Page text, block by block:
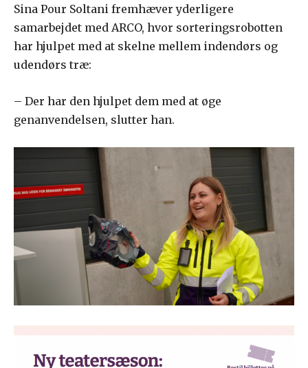
Sina Pour Soltani fremhæver yderligere
samarbejdet med ARCO, hvor sorteringsrobotten
har hjulpet med at skelne mellem indendørs og
udendørs træ:
– Der har den hjulpet dem med at øge
genanvendelsen, slutter han.